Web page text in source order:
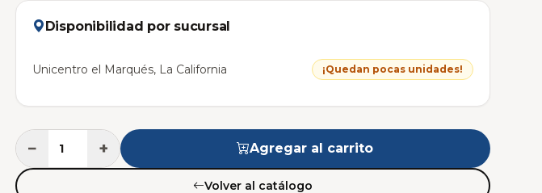
Disponibilidad por sucursal
Unicentro el Marqués, La California ¡Quedan pocas unidades!
− + Agregar al carrito
Volver al catálogo